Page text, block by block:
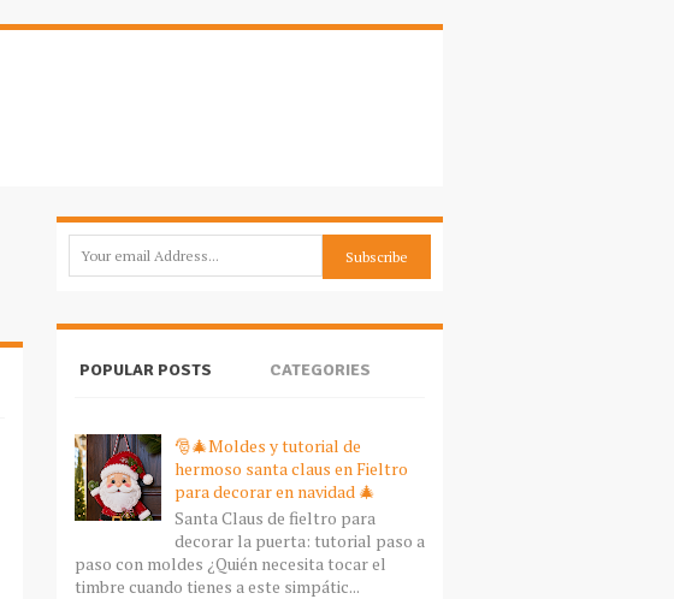
POPULAR POSTS CATEGORIES
🎅🎄Moldes y tutorial de
hermoso santa claus en Fieltro
para decorar en navidad 🎄
Santa Claus de fieltro para
decorar la puerta: tutorial paso a
paso con moldes ¿Quién necesita tocar el
timbre cuando tienes a este simpátic...